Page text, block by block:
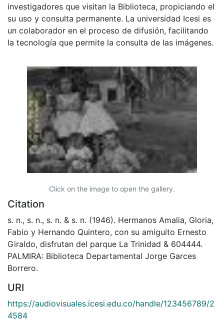
investigadores que visitan la Biblioteca, propiciando el
su uso y consulta permanente. La universidad Icesi es
un colaborador en el proceso de difusión, facilitando
la tecnología que permite la consulta de las imágenes.
Click on the image to open the gallery.
Citation
s. n., s. n., s. n. & s. n. (1946). Hermanos Amalia, Gloria,
Fabio y Hernando Quintero, con su amiguito Ernesto
Giraldo, disfrutan del parque La Trinidad & 604444.
PALMIRA: Biblioteca Departamental Jorge Garces
Borrero.
URI
https://audiovisuales.icesi.edu.co/handle/123456789/2
4584